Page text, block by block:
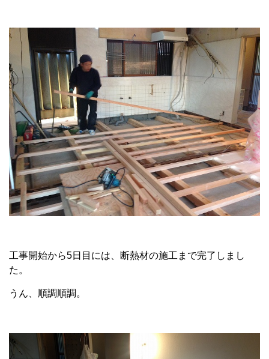
工事開始から5日目には、断熱材の施工まで完了しまし
た。
うん、順調順調。